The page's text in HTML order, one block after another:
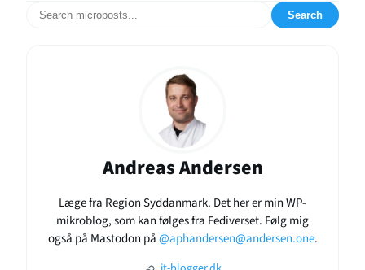
Search
Andreas Andersen
Læge fra Region Syddanmark. Det her er min WP-
mikroblog, som kan følges fra Fediverset. Følg mig
også på Mastodon på@aphandersen@andersen.one.